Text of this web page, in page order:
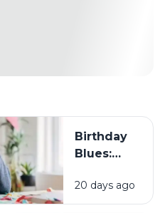
Birthday
Blues:
Sebagian
Orang
20 days ago